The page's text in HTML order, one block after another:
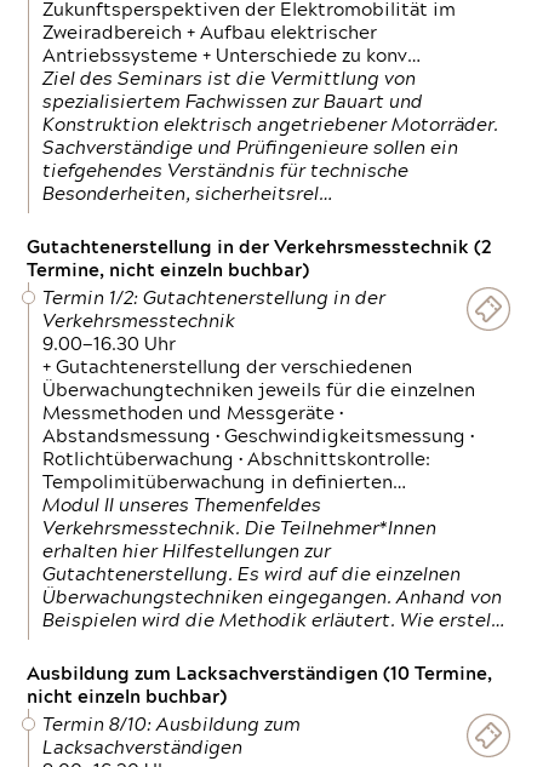
Zukunftsperspektiven der Elektromobilität im
Zweiradbereich + Aufbau elektrischer
Antriebssysteme + Unterschiede zu konv…
Ziel des Seminars ist die Vermittlung von
spezialisiertem Fachwissen zur Bauart und
Konstruktion elektrisch angetriebener Motorräder.
Sachverständige und Prüfingenieure sollen ein
tiefgehendes Verständnis für technische
Besonderheiten, sicherheitsrel…
Gutachtenerstellung in der Verkehrsmesstechnik (2
Termine, nicht einzeln buchbar)
Termin 1/2: Gutachtenerstellung in der
Verkehrsmesstechnik
9.00—16.30 Uhr
+ Gutachtenerstellung der verschiedenen
Überwachungtechniken jeweils für die einzelnen
Messmethoden und Messgeräte •
Abstandsmessung • Geschwindigkeitsmessung •
Rotlichtüberwachung • Abschnittskontrolle:
Tempolimitüberwachung in definierten…
Modul II unseres Themenfeldes
Verkehrsmesstechnik. Die Teilnehmer*Innen
erhalten hier Hilfestellungen zur
Gutachtenerstellung. Es wird auf die einzelnen
Überwachungstechniken eingegangen. Anhand von
Beispielen wird die Methodik erläutert. Wie erstel…
Ausbildung zum Lacksachverständigen (10 Termine,
nicht einzeln buchbar)
Termin 8/10: Ausbildung zum
Lacksachverständigen